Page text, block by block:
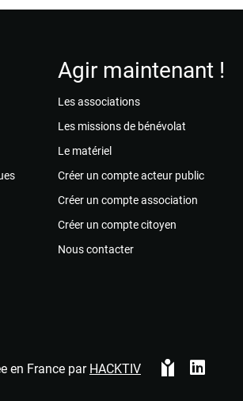
Agir maintenant !
Les associations
Les missions de bénévolat
Le matériel
Créer un compte acteur public
Créer un compte association
Créer un compte citoyen
Nous contacter
en France par HACKTIV